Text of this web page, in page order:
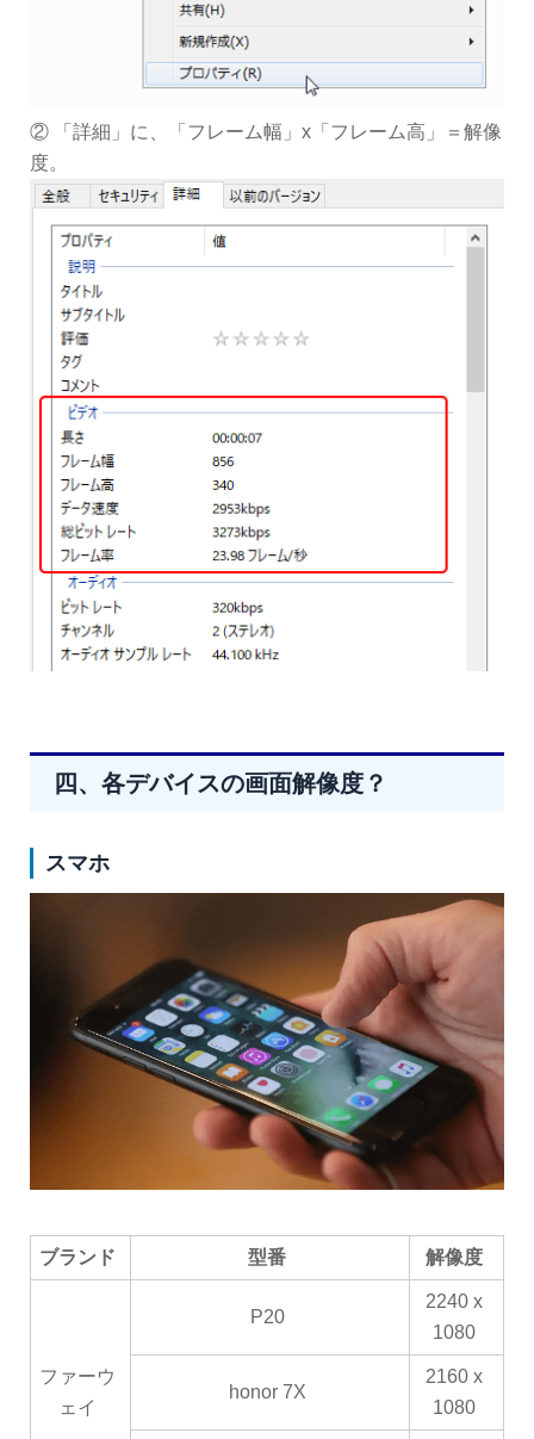
② 「詳細」に、「フレーム幅」x「フレーム高」＝解像
度。
四、各デバイスの画面解像度？
スマホ
ブランド 型番 解像度
ファーウ
ェイ
P20
2240 x
1080
honor 7X
2160 x
1080